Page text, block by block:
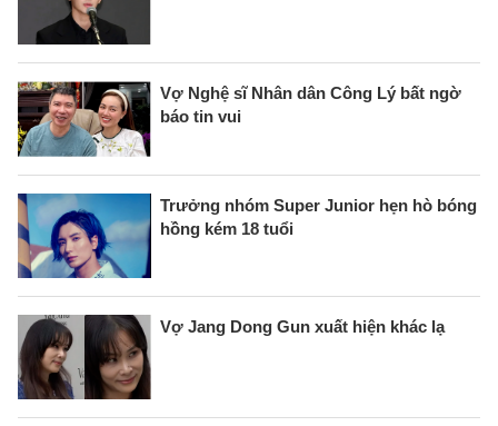
Vợ Nghệ sĩ Nhân dân Công Lý bất ngờ
báo tin vui
Trưởng nhóm Super Junior hẹn hò bóng
hồng kém 18 tuổi
Vợ Jang Dong Gun xuất hiện khác lạ